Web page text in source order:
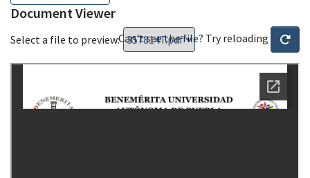
Document Viewer
Select a file to preview:Can't see the file? Try reloading